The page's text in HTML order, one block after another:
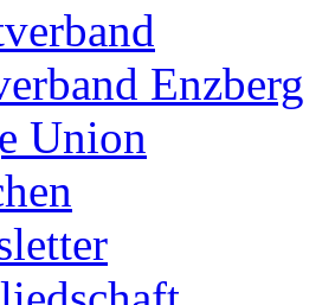
Enzberg
Union